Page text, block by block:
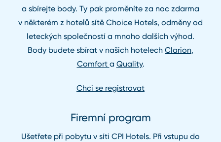
a sbírejte body. Ty pak proměníte za noc zdarma
v některém z hotelů sítě Choice Hotels, odměny od
leteckých společností a mnoho dalších výhod.
Body budete sbírat v našich hotelech Clarion,
Comfort a Quality.
Chci se registrovat
Firemní program
Ušetřete při pobytu v síti CPI Hotels. Při vstupu do